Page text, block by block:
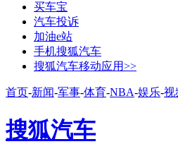
买车宝
汽车投诉
加油e站
手机搜狐汽车
搜狐汽车移动应用>>
首页-新闻-军事-体育-NBA-娱乐-视
搜狐汽车